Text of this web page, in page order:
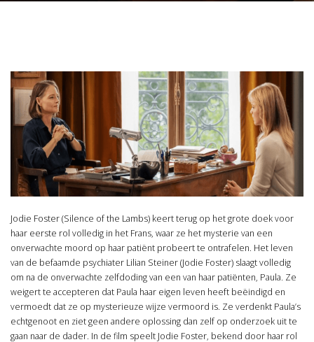
Jodie Foster (Silence of the Lambs) keert terug op het grote doek voor
haar eerste rol volledig in het Frans, waar ze het mysterie van een
onverwachte moord op haar patiënt probeert te ontrafelen. Het leven
van de befaamde psychiater Lilian Steiner (Jodie Foster) slaagt volledig
om na de onverwachte zelfdoding van een van haar patiënten, Paula. Ze
weigert te accepteren dat Paula haar eigen leven heeft beëindigd en
vermoedt dat ze op mysterieuze wijze vermoord is. Ze verdenkt Paula’s
echtgenoot en ziet geen andere oplossing dan zelf op onderzoek uit te
gaan naar de dader. In de film speelt Jodie Foster, bekend door haar rol